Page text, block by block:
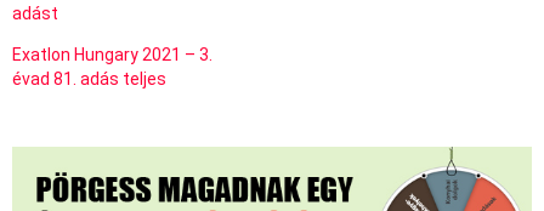
adást
Exatlon Hungary 2021 – 3.
évad 81. adás teljes